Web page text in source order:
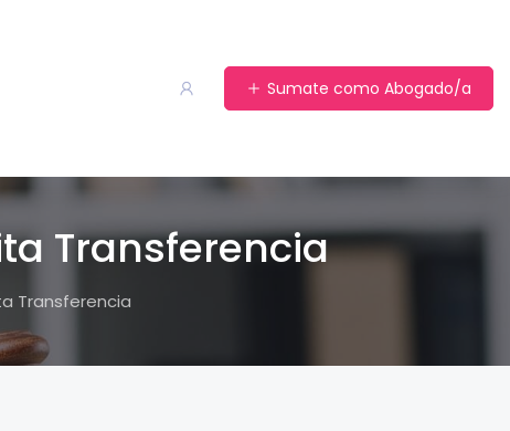
Sumate como Abogado/a
Transferencia
Transferencia